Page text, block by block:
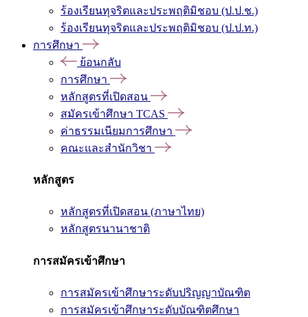
ร้องเรียนทุจริตและประพฤติมิชอบ (ป.ป.ช.)
ร้องเรียนทุจริตและประพฤติมิชอบ (ป.ป.ท.)
การศึกษา
ย้อนกลับ
การศึกษา
หลักสูตรที่เปิดสอน
สมัครเข้าศึกษา TCAS
ค่าธรรมเนียมการศึกษา
คณะและสำนักวิชา
หลักสูตร
หลักสูตรที่เปิดสอน (ภาษาไทย)
หลักสูตรนานาชาติ
การสมัครเข้าศึกษา
การสมัครเข้าศึกษาระดับปริญญาบัณฑิต
การสมัครเข้าศึกษาระดับบัณฑิตศึกษา